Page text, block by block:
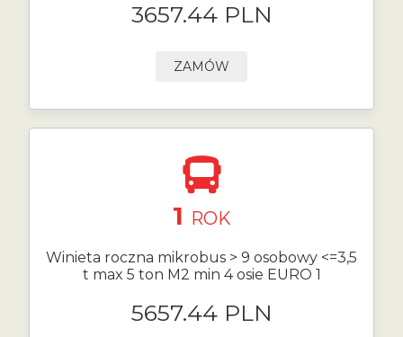
3657.44 PLN
ZAMÓW
1 ROK
Winieta roczna mikrobus > 9 osobowy <=3,5
t max 5 ton M2 min 4 osie EURO 1
5657.44 PLN